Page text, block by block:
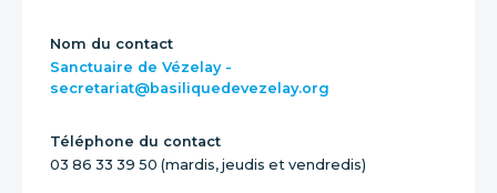
Nom du contact
Sanctuaire de Vézelay -
secretariat@basiliquedevezelay.org
Téléphone du contact
03 86 33 39 50 (mardis, jeudis et vendredis)